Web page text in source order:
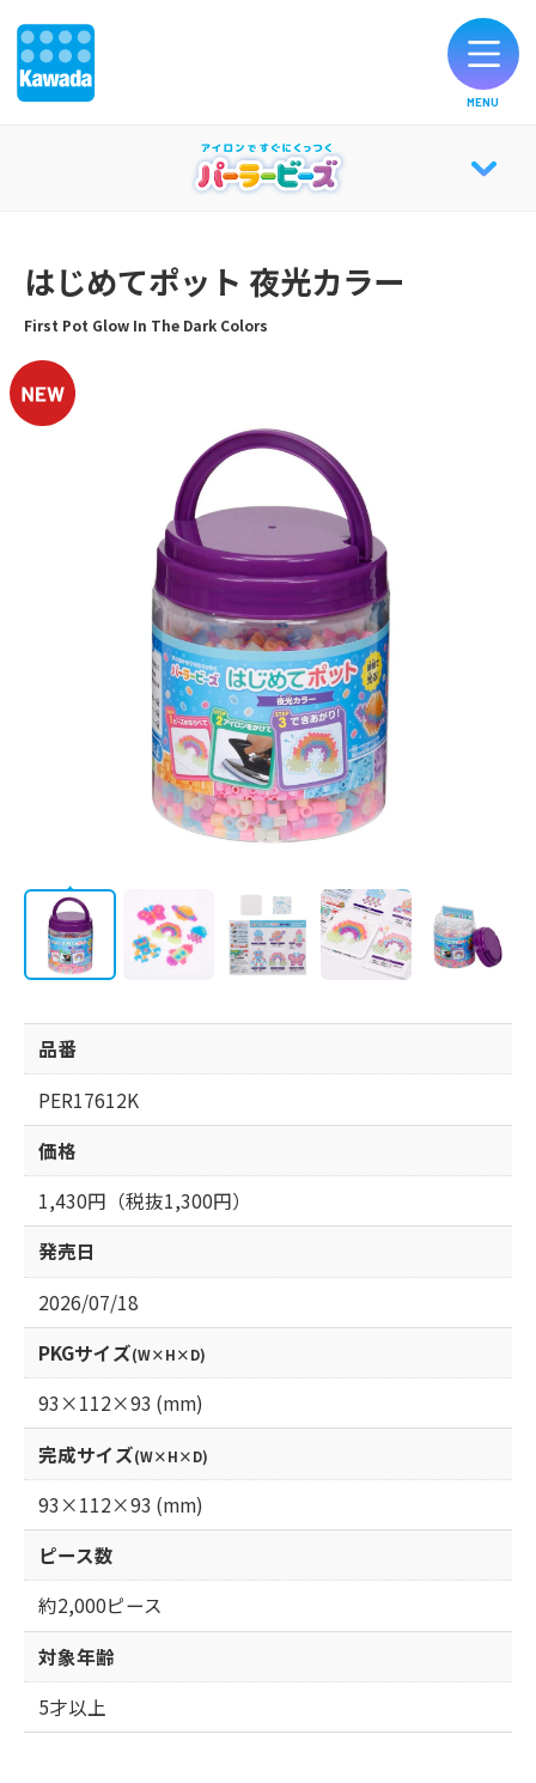
会社情報 JP
オリジナルブランド一覧
製品のご購入
公式SNS
MENU
ABOUT
知育効果
フォトコンテスト
カラーリスト
図案シート
CATALOG
はじめてポット 夜光カラー
First Pot Glow In The Dark Colors
品番
PER17612K
価格
1,430円（税抜1,300円）
発売日
2026/07/18
PKGサイズ(W×H×D)
93×112×93 (mm)
完成サイズ(W×H×D)
93×112×93 (mm)
ピース数
約2,000ピース
対象年齢
5才以上